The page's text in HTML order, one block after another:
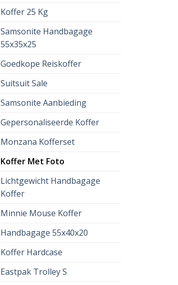
Koffer 25 Kg
Samsonite Handbagage
55x35x25
Goedkope Reiskoffer
Suitsuit Sale
Samsonite Aanbieding
Gepersonaliseerde Koffer
Monzana Kofferset
Koffer Met Foto
Lichtgewicht Handbagage
Koffer
Minnie Mouse Koffer
Handbagage 55x40x20
Koffer Hardcase
Eastpak Trolley S